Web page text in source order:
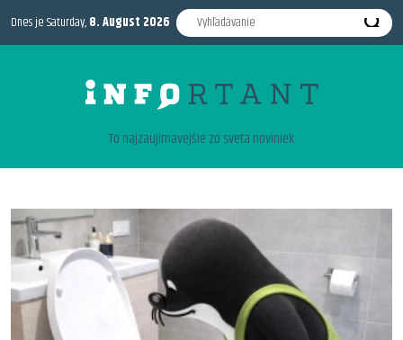
Dnes je Saturday,8. August 2026
To najzaujimavejšie zo sveta noviniek